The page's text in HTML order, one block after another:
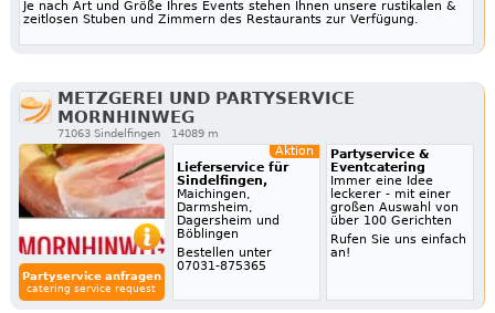
Je nach Art und Größe Ihres Events stehen Ihnen unsere rustikalen &
zeitlosen Stuben und Zimmern des Restaurants zur Verfügung.
METZGEREI UND PARTYSERVICE
MORNHINWEG
71063 Sindelfingen 14089 m
Partyservice anfragen
catering service request
Aktion
Lieferservice für
Sindelfingen,
Maichingen,
Darmsheim,
Dagersheim und
Böblingen
Bestellen unter
07031-875365
Partyservice &
Eventcatering
Immer eine Idee
leckerer - mit einer
großen Auswahl von
über 100 Gerichten
Rufen Sie uns einfach
an!